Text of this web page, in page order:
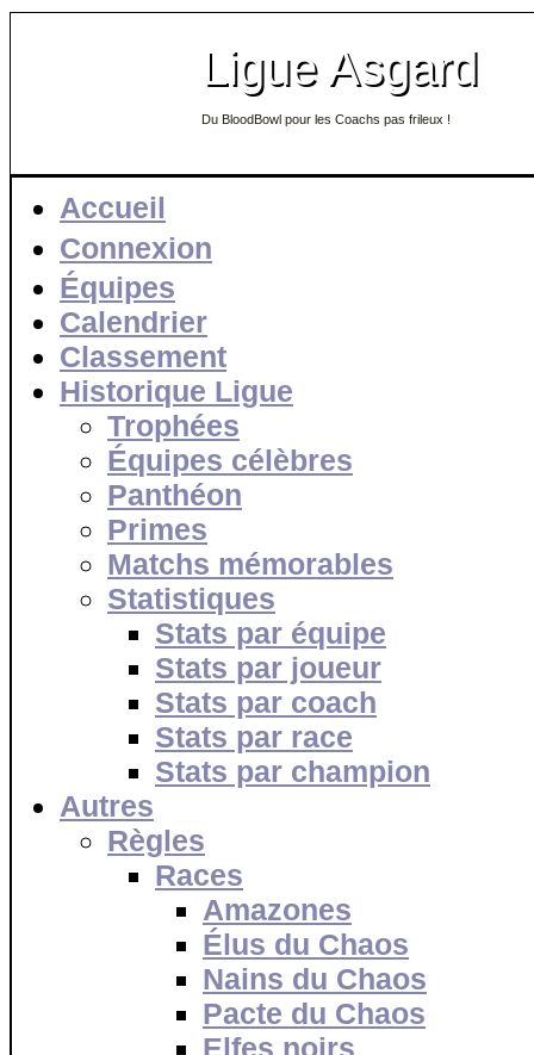
Ligue Asgard
Du BloodBowl pour les Coachs pas frileux !
Accueil
Connexion
Équipes
Calendrier
Classement
Historique Ligue
Trophées
Équipes célèbres
Panthéon
Primes
Matchs mémorables
Statistiques
Stats par équipe
Stats par joueur
Stats par coach
Stats par race
Stats par champion
Autres
Règles
Races
Amazones
Élus du Chaos
Nains du Chaos
Pacte du Chaos
Elfes noirs